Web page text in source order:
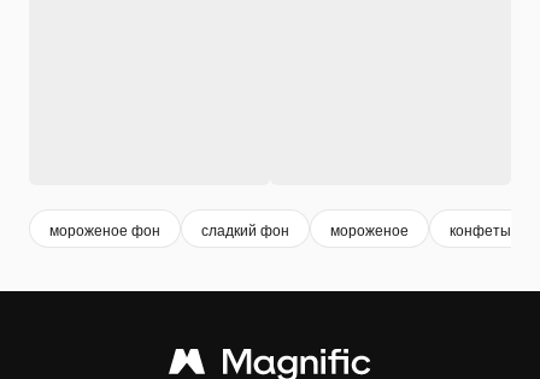
мороженое фон сладкий фон мороженое конфеты